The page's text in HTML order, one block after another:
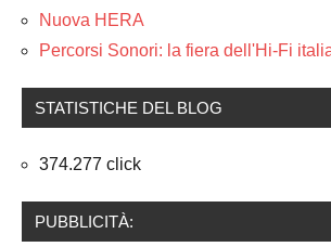
Nuova HERA
Percorsi Sonori: la fiera dell'Hi-Fi
STATISTICHE DEL BLOG
374.277 click
PUBBLICITÀ: